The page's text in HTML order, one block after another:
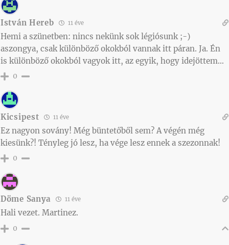
István Hereb 11 éve
Hemi a szünetben: nincs nekünk sok légiósunk ;-)
aszongya, csak különböző okokból vannak itt páran. Ja. Én
is különböző okokból vagyok itt, az egyik, hogy idejöttem…
0
Kicsipest 11 éve
Ez nagyon sovány! Még büntetőből sem? A végén még
kiesünk?! Tényleg jó lesz, ha vége lesz ennek a szezonnak!
0
Döme Sanya 11 éve
Hali vezet. Martinez.
0